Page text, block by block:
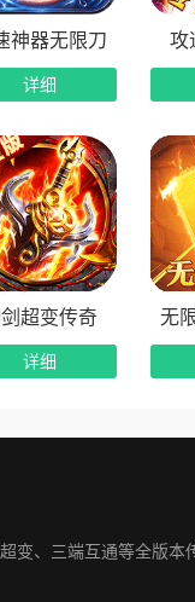
神器无限刀
详细
攻
超变传奇
详细
无
变、三端互通等全版本